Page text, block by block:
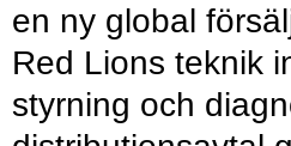
en ny global
Red Lions teknik
styrning och